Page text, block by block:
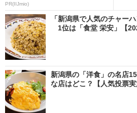
PR(IIJmio)
「新潟県で人気のチャー
1位は「食堂 栄安」【
新潟県の「洋食」の名店
な店はどこ？【人気投票実